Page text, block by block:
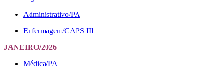
Administrativo/PA
Enfermagem/CAPS III
JANEIRO/2026
Médica/PA